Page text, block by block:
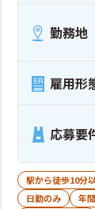
勤務地
雇用形
応募要
駅から徒歩10分
日勤のみ
年